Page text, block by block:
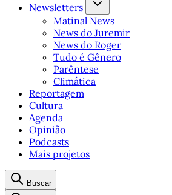
Newsletters
Matinal News
News do Juremir
News do Roger
Tudo é Gênero
Parêntese
Climática
Reportagem
Cultura
Agenda
Opinião
Podcasts
Mais projetos
Buscar